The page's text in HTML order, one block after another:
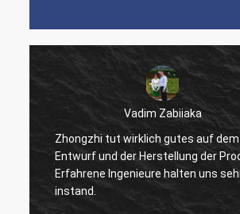
Vadim Zabiiaka
Zhongzhi tut wirklich gutes auf dem
Entwurf und der Herstellung der
Erfahrene Ingenieure halten uns
instand.